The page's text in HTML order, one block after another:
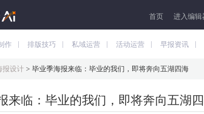
首页 进入编辑
作 排版技巧 私域运营 活动运营 早报资讯
报设计 > 毕业季海报来临：毕业的我们，即将奔向五湖四海
来临：毕业的我们，即将奔向五湖